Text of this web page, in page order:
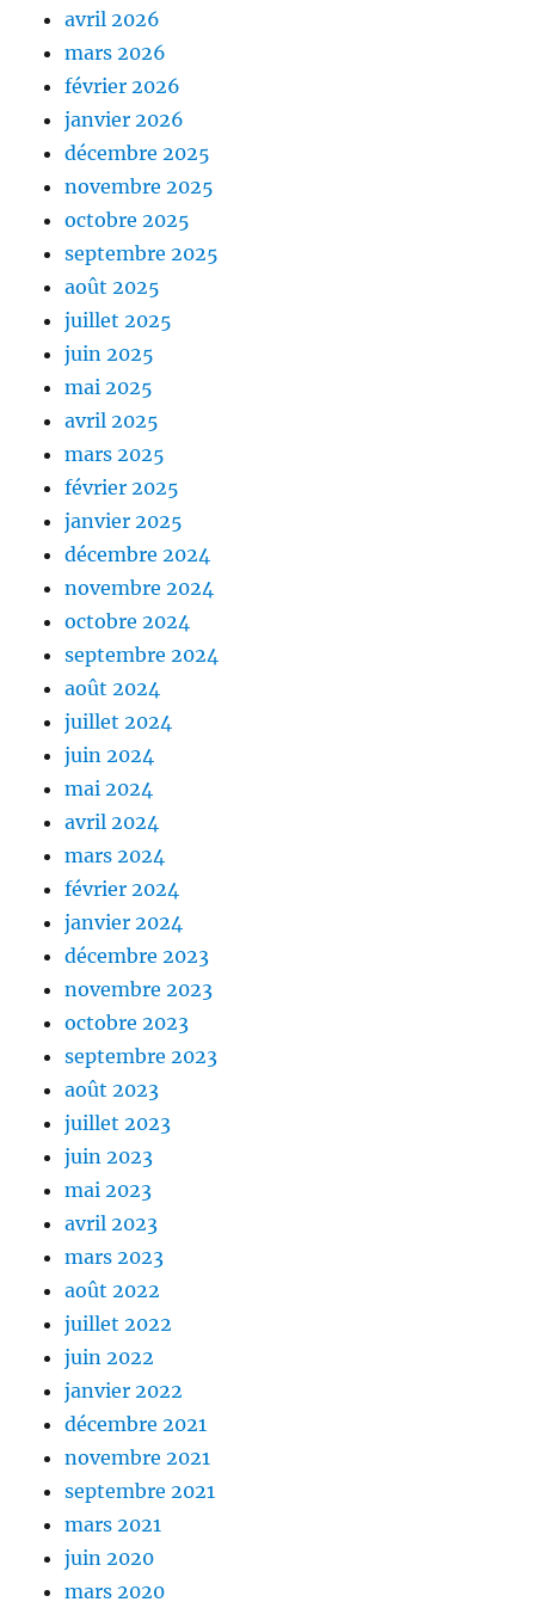
avril 2026
mars 2026
février 2026
janvier 2026
décembre 2025
novembre 2025
octobre 2025
septembre 2025
août 2025
juillet 2025
juin 2025
mai 2025
avril 2025
mars 2025
février 2025
janvier 2025
décembre 2024
novembre 2024
octobre 2024
septembre 2024
août 2024
juillet 2024
juin 2024
mai 2024
avril 2024
mars 2024
février 2024
janvier 2024
décembre 2023
novembre 2023
octobre 2023
septembre 2023
août 2023
juillet 2023
juin 2023
mai 2023
avril 2023
mars 2023
août 2022
juillet 2022
juin 2022
janvier 2022
décembre 2021
novembre 2021
septembre 2021
mars 2021
juin 2020
mars 2020